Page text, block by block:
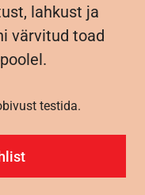
lahkust ja
värvitud toad
testida.